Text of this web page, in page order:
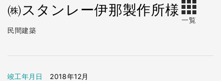
㈱スタンレー伊那製作所様
民間建築
一覧
竣工年月日
2018年12月